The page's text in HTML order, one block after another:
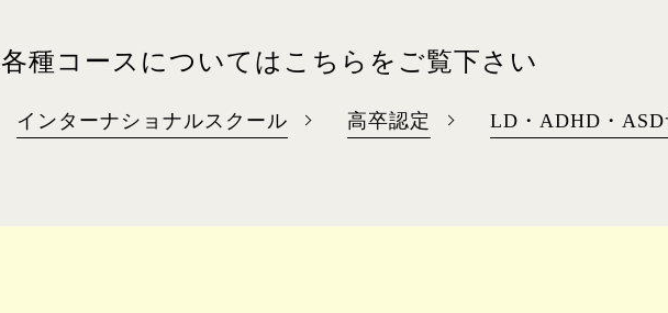
各種コースについては こちらをご覧下さい
インターナショナルスクール 高卒認定 LD・ADHD・ASD